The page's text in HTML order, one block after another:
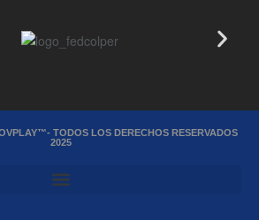
TODOS LOS DERECHOS RESERVADOS
2025